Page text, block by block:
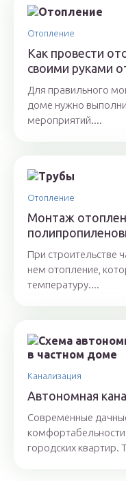
Отопление
Как провести
своими руками
Для правильного
доме нужно
мероприятий....
Отопление
Монтаж
При строительстве
нем отопление,
температуру....
Канализация
Автономная
Современные
городских квартир.